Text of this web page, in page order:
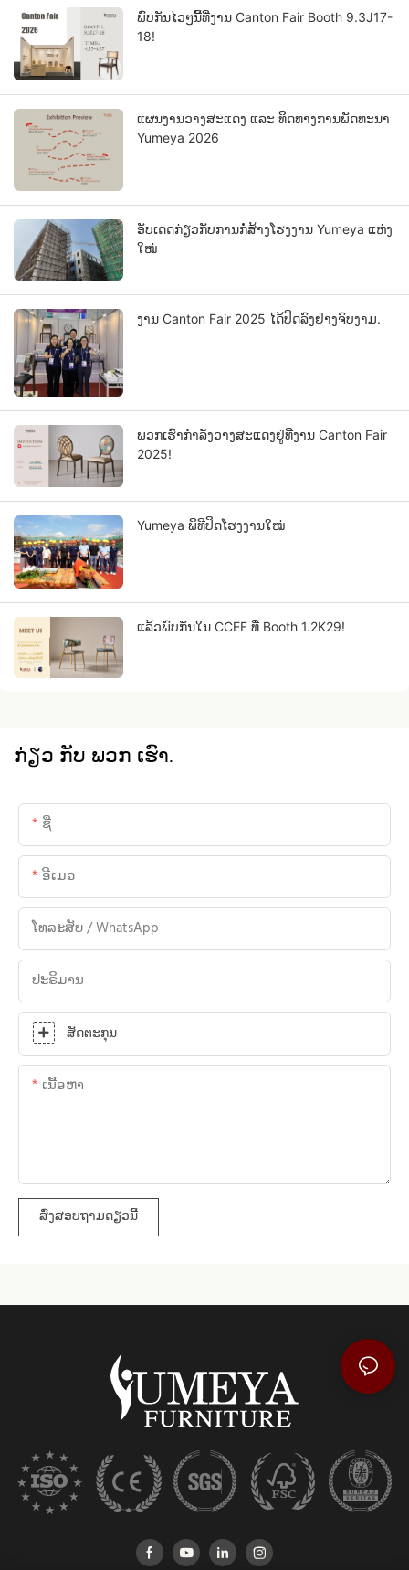
ພົບກັນໄວໆນີ້ທີ່ງານ Canton Fair Booth 9.3J17-
18!
ແຜນງານວາງສະແດງ ແລະ ທິດທາງການພັດທະນາ
Yumeya 2026
ອັບເດດກ່ຽວກັບການກໍ່ສ້າງໂຮງງານ Yumeya ແຫ່ງ
ໃໝ່
ງານ Canton Fair 2025 ໄດ້ປິດລົງຢ່າງຈົບງາມ.
ພວກເຮົາກຳລັງວາງສະແດງຢູ່ທີ່ງານ Canton Fair
2025!
Yumeya ພິທີປິດໂຮງງານໃໝ່
ແລ້ວພົບກັນໃນ CCEF ທີ່ Booth 1.2K29!
ກ່ຽວ ກັບ ພວກ ເຮົາ.
ຊື່
ອີເມວ
ໂທລະສັບ / WhatsApp
ປະຣິມານ
ສັດຕະກຸນ
ເນື້ອຫາ
ສົ່ງສອບຖາມດຽວນີ້